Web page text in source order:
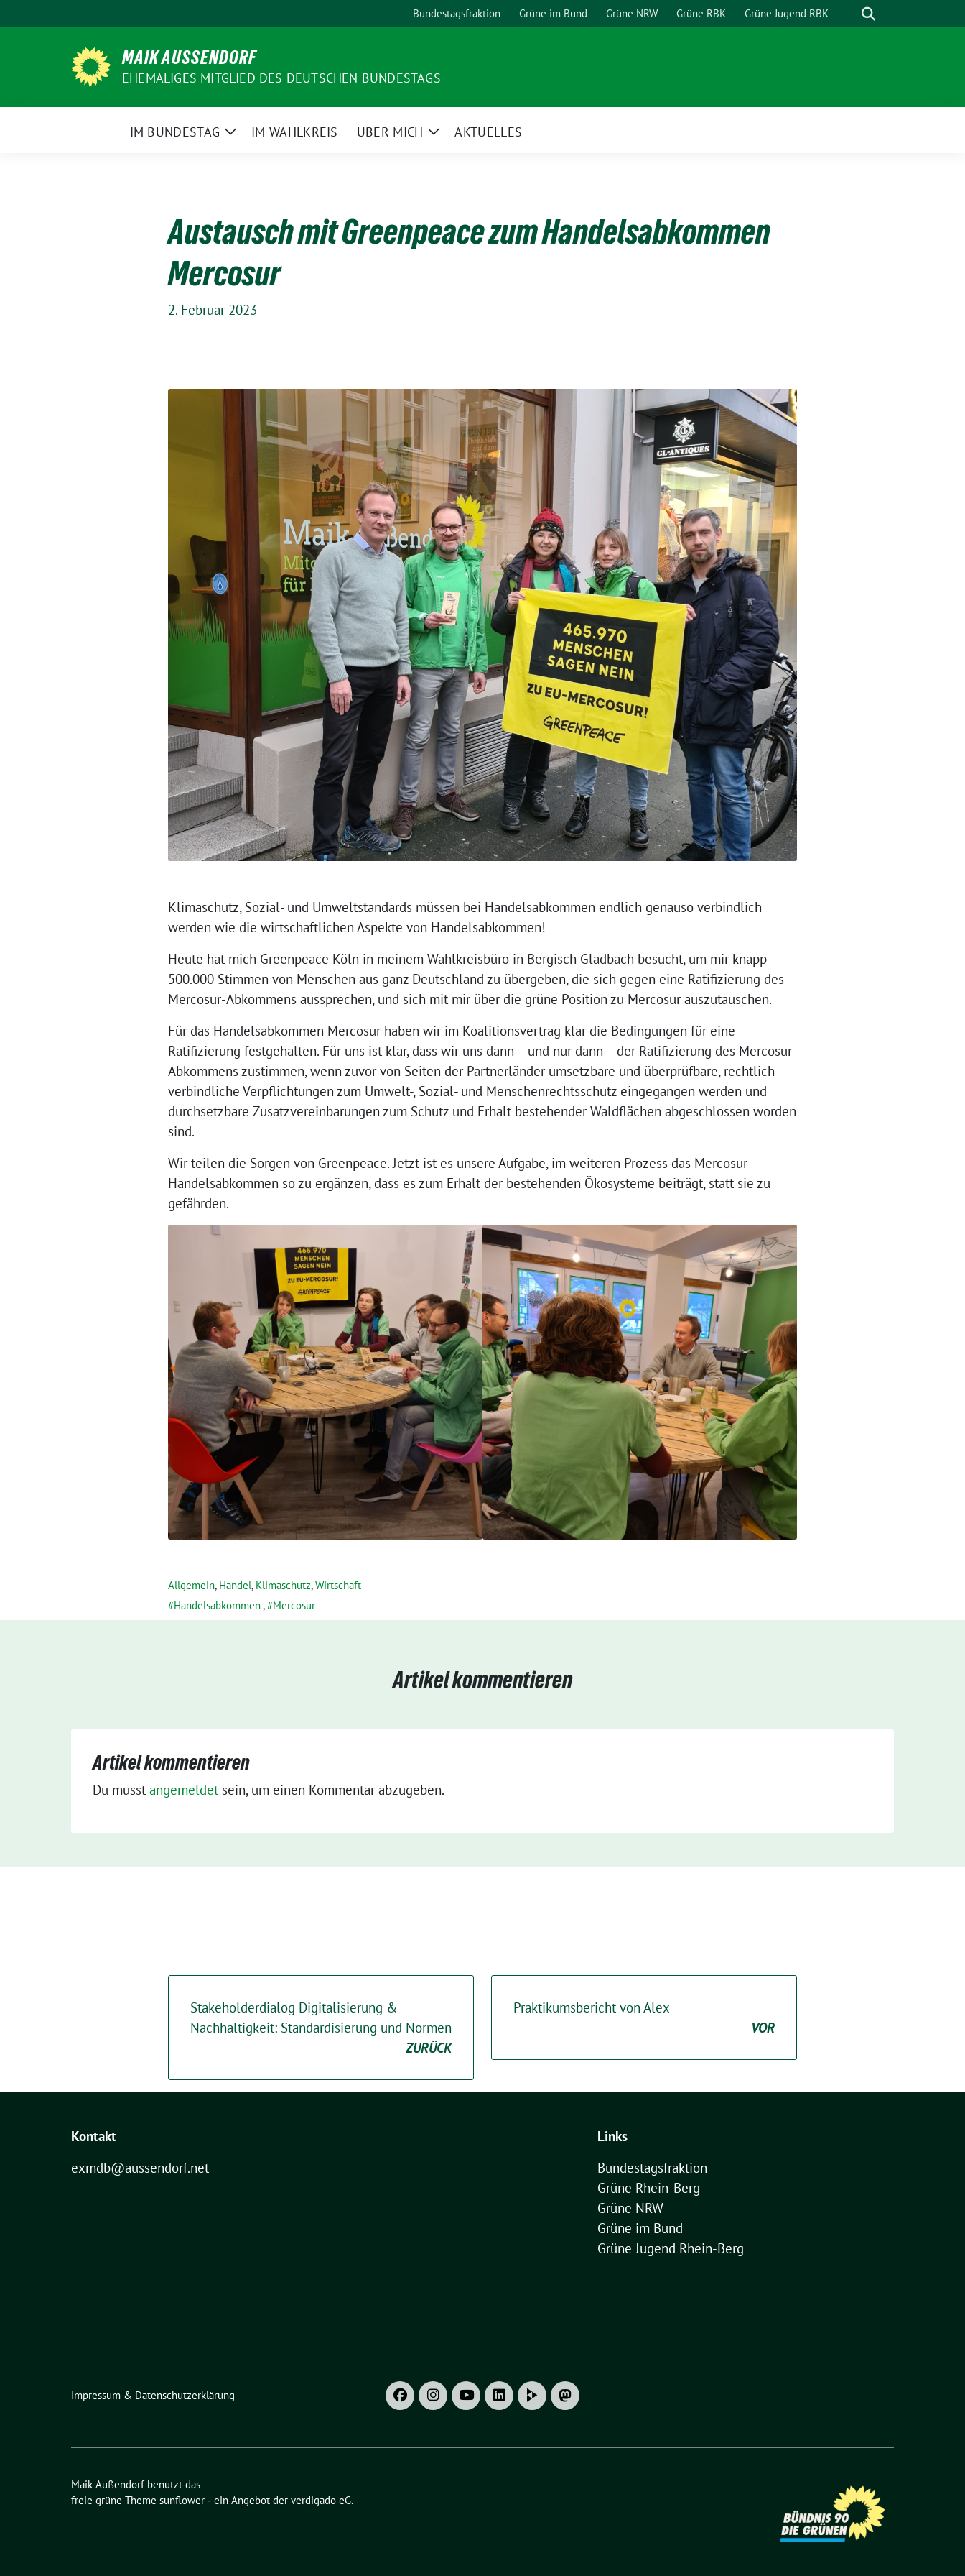
zum
Bundestagsfraktion Grüne im Bund Grüne NRW Grüne RBK Grüne Jugend RBK Suche
MAIK AUSSENDORF
EHEMALIGES MITGLIED DES DEUTSCHEN BUNDESTAGS
IM BUNDESTAG
ZeigeIM WAHLKREIS ÜBER MICH
ZeigeAKTUELLES
Austausch mit Greenpeace zum Handelsabkommen
Mercosur
2. Februar 2023
Klimaschutz, Sozial- und Umweltstandards müssen bei Handelsabkommen endlich genauso verbindlich
werden wie die wirtschaftlichen Aspekte von Handelsabkommen!
Heute hat mich Greenpeace Köln in meinem Wahlkreisbüro in Bergisch Gladbach besucht, um mir knapp
500.000 Stimmen von Menschen aus ganz Deutschland zu übergeben, die sich gegen eine Ratifizierung des
Mercosur-Abkommens aussprechen, und sich mit mir über die grüne Position zu Mercosur auszutauschen.
Für das Handelsabkommen Mercosur haben wir im Koalitionsvertrag klar die Bedingungen für eine
Ratifizierung festgehalten. Für uns ist klar, dass wir uns dann – und nur dann – der Ratifizierung des Mercosur-
Abkommens zustimmen, wenn zuvor von Seiten der Partnerländer umsetzbare und überprüfbare, rechtlich
verbindliche Verpflichtungen zum Umwelt-, Sozial- und Menschenrechtsschutz eingegangen werden und
durchsetzbare Zusatzvereinbarungen zum Schutz und Erhalt bestehender Waldflächen abgeschlossen worden
sind.
Wir teilen die Sorgen von Greenpeace. Jetzt ist es unsere Aufgabe, im weiteren Prozess das Mercosur-
Handelsabkommen so zu ergänzen, dass es zum Erhalt der bestehenden Ökosysteme beiträgt, statt sie zu
gefährden.
Allgemein, Handel, Klimaschutz,Wirtschaft
Handelsabkommen, Mercosur
Artikel kommentieren
Artikel kommentieren
Du musst angemeldet sein, um einen Kommentar abzugeben.
Stakeholderdialog Digitalisierung &
Nachhaltigkeit: Standardisierung und Normen
ZURÜCK
Praktikumsbericht von Alex
VOR
Kontakt
exmdb@aussendorf.net
Links
Bundestagsfraktion
Grüne Rhein-Berg
Grüne NRW
Grüne im Bund
Grüne Jugend Rhein-Berg
Impressum & Datenschutzerklärung
Maik Außendorf benutzt das
freie grüne Theme sunflower ‐ ein Angebot der verdigado eG.